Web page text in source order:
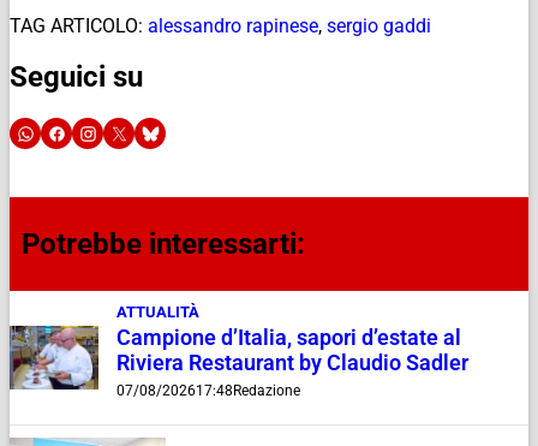
TAG ARTICOLO: alessandro rapinese, sergio gaddi
Seguici su
Potrebbe interessarti:
ATTUALITÀ
Campione d’Italia, sapori d’estate al
Riviera Restaurant by Claudio Sadler
07/08/202617:48 Redazione